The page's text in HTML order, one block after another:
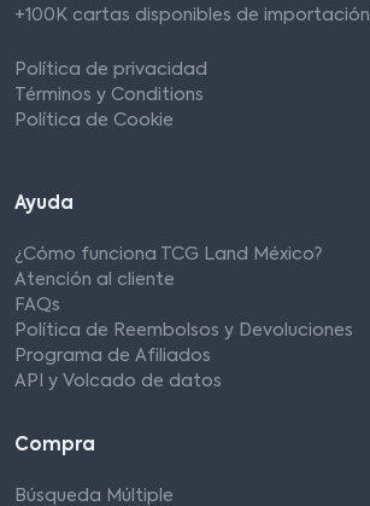
+100K cartas disponibles de importación
Política de privacidad
Términos y Conditions
Política de Cookie
Ayuda
¿Cómo funciona TCG Land México?
Atención al cliente
FAQs
Política de Reembolsos y Devoluciones
Programa de Afiliados
API y Volcado de datos
Compra
Búsqueda Múltiple